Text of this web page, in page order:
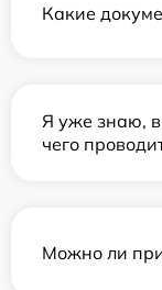
Какие
Я уже знаю,
чего
Можно ли